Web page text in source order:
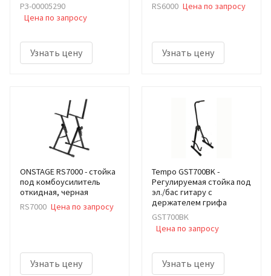
РЗ-00005290
Цена по запросу
Узнать цену
RS6000 Цена по запросу
Узнать цену
ONSTAGE RS7000 - стойка
под комбоусилитель
откидная, черная
RS7000 Цена по запросу
Узнать цену
Tempo GST700BK -
Регулируемая стойка под
эл./бас гитару с
держателем грифа
GST700BK
Цена по запросу
Узнать цену